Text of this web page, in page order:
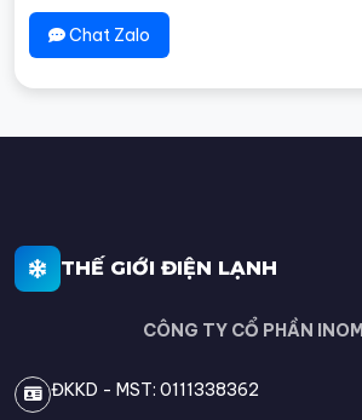
Chat Zalo
THẾ GIỚI ĐIỆN LẠNH
CÔNG TY CỔ PHẦN
ĐKKD - MST: 0111338362